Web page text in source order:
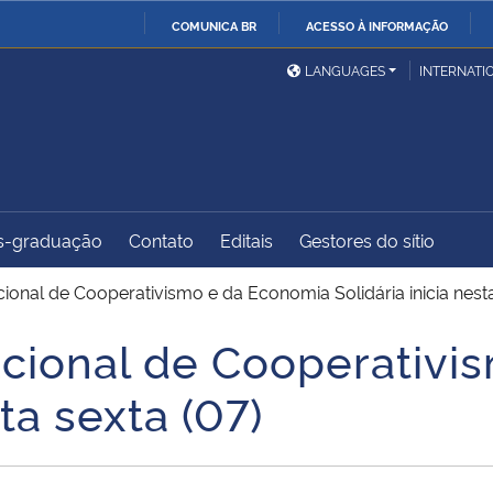
COMUNICA BR ACESSO À INFORMAÇÃO
Ministério da Defesa
Ministério das Relações
Exteriores
Ministério do
Desenvolvimento Regional
Controladoria-Geral da
União
Advocacia-Geral da União Banco Central do Brasil
LANGUAGES
graduação Contato Editais Gestores do sítio
de Cooperativismo e da Economia Solidária inicia
de
sexta (07)